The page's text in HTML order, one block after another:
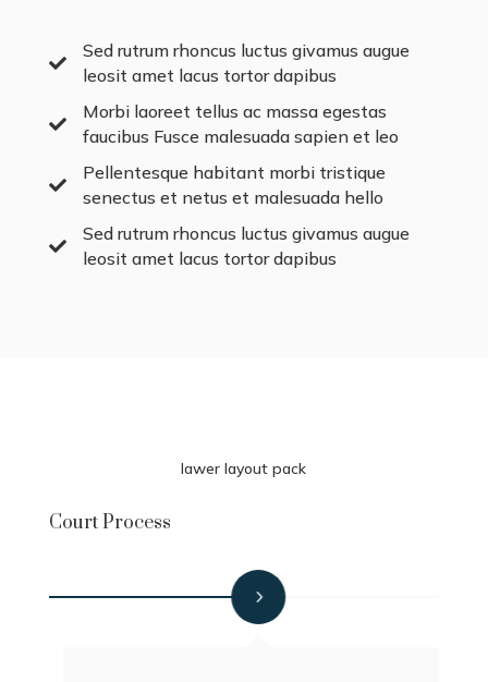

Sed rutrum rhoncus luctus givamus augue
leosit amet lacus tortor dapibus

Morbi laoreet tellus ac massa egestas
faucibus Fusce malesuada sapien et leo

Pellentesque habitant morbi tristique
senectus et netus et malesuada hello

Sed rutrum rhoncus luctus givamus augue
leosit amet lacus tortor dapibus
lawer layout pack
Court Process